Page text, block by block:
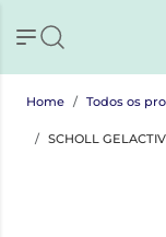
Home Todos os
SCHOLL